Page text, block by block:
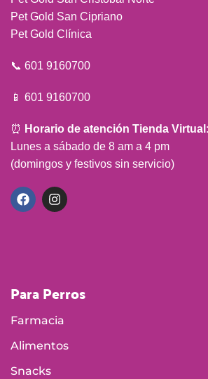
Pet Gold San Cipriano
Pet Gold Clínica
📞 601 9160700
📱 601 9160700
⏰ Horario de atención Tienda Virtual:
Lunes a sábado de 8 am a 4 pm
(domingos y festivos sin servicio)
Para Perros
Farmacia
Alimentos
Snacks